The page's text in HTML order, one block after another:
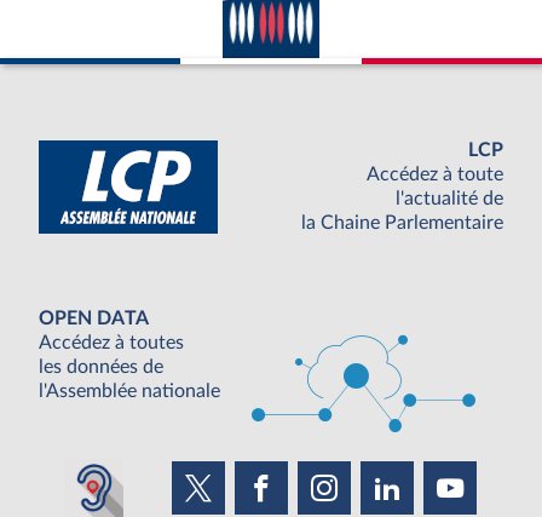
LCP
Accédez à toute
l'actualité de
la Chaine Parlementaire
OPEN DATA
Accédez à toutes
les données de
l'Assemblée nationale